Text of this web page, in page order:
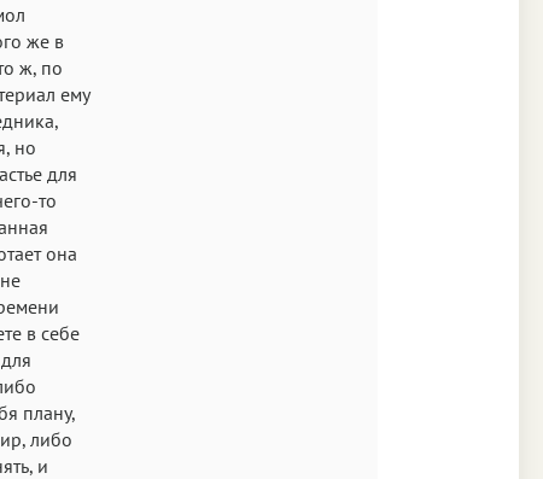
же в
ж, по
ему
но
для
то
она
в себе
плану,
либо
и